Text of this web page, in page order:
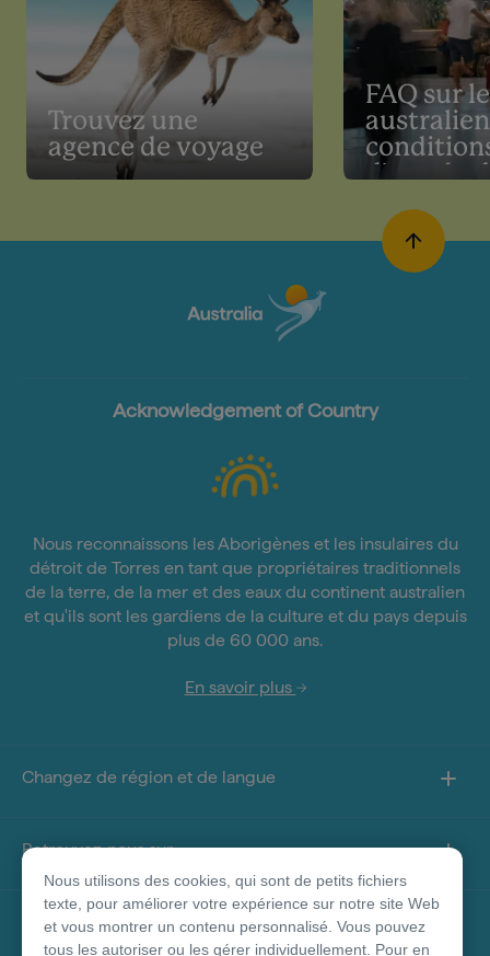
Trouvez une
agence de voyage
FAQ sur
d'entrée
Acknowledgement of Country
Nous reconnaissons les Aborigènes et les insulaires du
détroit de Torres en tant que propriétaires traditionnels
de la terre, de la mer et des eaux du continent australien
et qu'ils sont les gardiens de la culture et du pays depuis
plus de 60 000 ans.
En savoir plus
Changez de région et de langue
Retrouvez-nous sur
À propos de ce site
Nous utilisons des cookies, qui sont de petits fichiers
texte, pour améliorer votre expérience sur notre site Web
et vous montrer un contenu personnalisé. Vous pouvez
tous les autoriser ou les gérer individuellement. Pour en